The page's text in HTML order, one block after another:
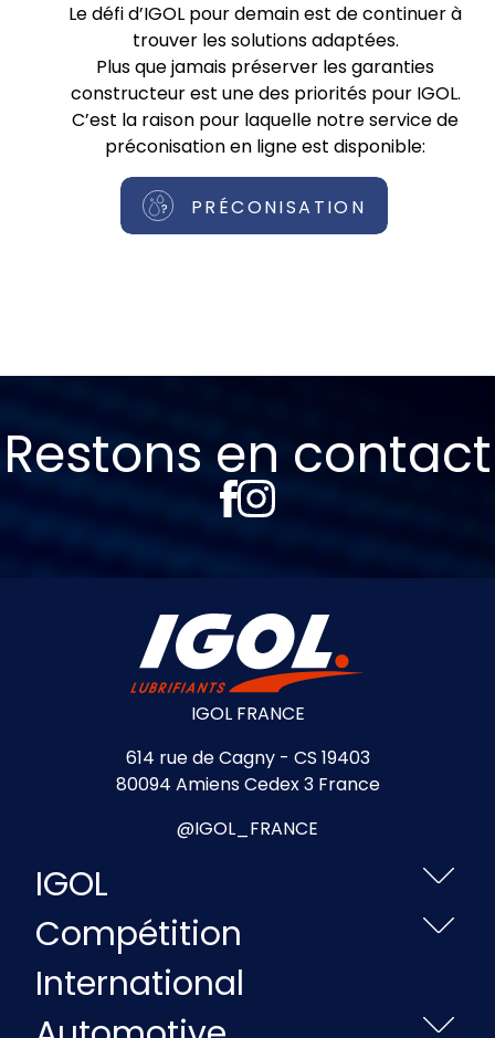
Le défi d’IGOL pour demain est de continuer à
trouver les solutions adaptées.
Plus que jamais préserver les garanties
constructeur est une des priorités pour IGOL.
C’est la raison pour laquelle notre service de
préconisation en ligne est disponible:
PRÉCONISATION
Restons en contact
IGOL FRANCE
614 rue de Cagny - CS 19403
80094 Amiens Cedex 3 France
@IGOL_FRANCE
IGOL
Compétition
International